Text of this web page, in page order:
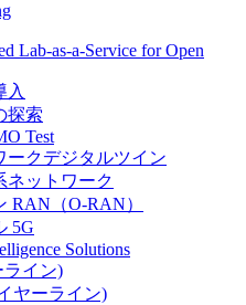
Lab-as-a-Service for Open
入
探索
Test
ークデジタルツイン
ネットワーク
RAN（O-RAN）
5G
Solutions
ライン)
ヤーライン)